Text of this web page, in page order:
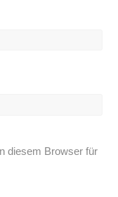
diesem Browser für